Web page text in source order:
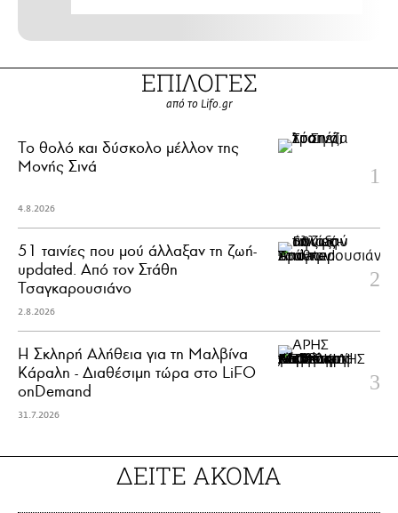
ΕΠΙΛΟΓΕΣ
από το Lifo.gr
Το θολό και δύσκολο μέλλον της
Μονής Σινά
4.8.2026
51 ταινίες που μού άλλαξαν τη ζωή-
updated. Aπό τον Στάθη
Τσαγκαρουσιάνο
2.8.2026
Η Σκληρή Αλήθεια για τη Μαλβίνα
Κάραλη - Διαθέσιμη τώρα στo LiFO
onDemand
31.7.2026
ΔΕΙΤΕ ΑΚΟΜΑ